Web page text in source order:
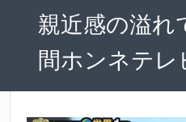
親近感の溢れ
間ホンネテレ